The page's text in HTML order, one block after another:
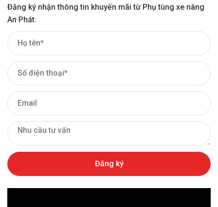
Joystick xe nâng là thiết bị ngoại vi dạng cần gạt cảm
trên bảng điều khiển hoặc tựa tay (armrest) của xe nâng
điện (Reach Truck, Pallet Stacker, Order Picker, xe nâng
điện ngồi lái/đứng lái).
Thay vì sử dụng nhiều cần cơ khí cồng kềnh như xe nâng
dầu truyền thống, tay điều khiển Joystick xe nâng gom
toàn bộ các lệnh vận hành thủy lực và di chuyển vào một
cụm điều khiển duy nhất.
Vai trò kỹ thuật quan trọng
Chuyển đổi tín hiệu: Chuyển thao tác cơ học từ tay tài xế
thành tín hiệu điện tử (mô-đun CAN-bus hoặc tín hiệu
điện áp) gửi về bo mạch điều khiển trung tâm (Controller
Đăng ký nhận thông tin khuyến mãi từ Phụ tùng xe nâng
An Phát.